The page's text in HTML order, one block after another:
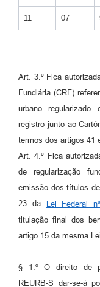
11 07
Art. 3.º Fica
Fundiária (CRF)
urbano regularizado
registro junto ao
termos dos artigos 41
Art. 4.º Fica
de regularização
emissão dos títulos
23 da Lei Federal
titulação final dos
artigo 15 da mesma Lei.
§ 1.º O direito de
REURB-S dar-se-á